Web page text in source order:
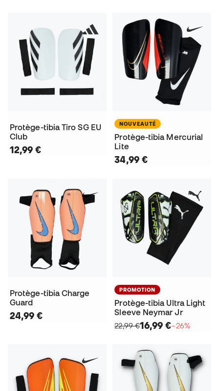
Protège-tibia Tiro SG EU
Club
12,99 €
NOUVEAUTÉ
Protège-tibia Mercurial
Lite
34,99 €
Protège-tibia Charge
Guard
24,99 €
PROMOTION
Protège-tibia Ultra Light
Sleeve Neymar Jr
22,99 €16,99 €−26%